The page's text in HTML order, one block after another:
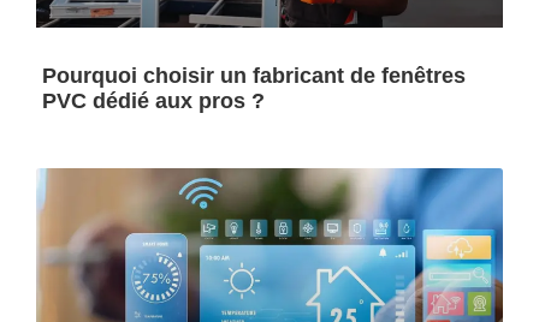
Pourquoi choisir un fabricant de fenêtres
PVC dédié aux pros ?